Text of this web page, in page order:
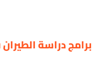
برامج دراسة